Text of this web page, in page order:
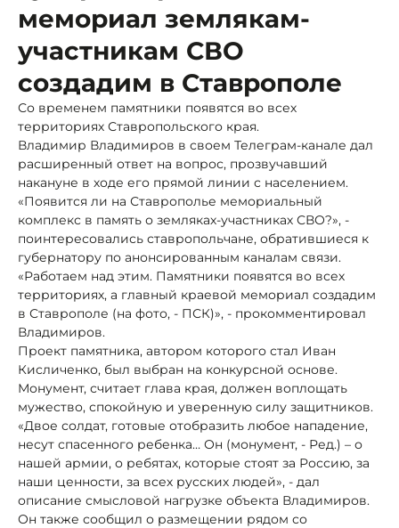
мемориал землякам-
участникам СВО
создадим в Ставрополе
Со временем памятники появятся во всех
территориях Ставропольского края.
Владимир Владимиров в своем Телеграм-канале дал
расширенный ответ на вопрос, прозвучавший
накануне в ходе его прямой линии с населением.
«Появится ли на Ставрополье мемориальный
комплекс в память о земляках-участниках СВО?», -
поинтересовались ставропольчане, обратившиеся к
губернатору по анонсированным каналам связи.
«Работаем над этим. Памятники появятся во всех
территориях, а главный краевой мемориал создадим
в Ставрополе (на фото, - ПСК)», - прокомментировал
Владимиров.
Проект памятника, автором которого стал Иван
Кисличенко, был выбран на конкурсной основе.
Монумент, считает глава края, должен воплощать
мужество, спокойную и уверенную силу защитников.
«Двое солдат, готовые отобразить любое нападение,
несут спасенного ребенка… Он (монумент, - Ред.) – о
нашей армии, о ребятах, которые стоят за Россию, за
наши ценности, за всех русских людей», - дал
описание смысловой нагрузке объекта Владимиров.
Он также сообщил о размещении рядом со